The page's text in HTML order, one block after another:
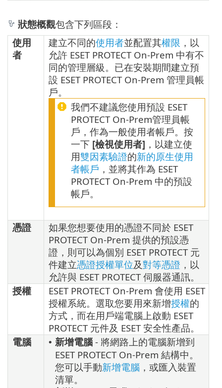
狀態概觀包含下列區段：
使用
者
建立不同的使用者並配置其權限 ，以
允許 ESET PROTECT On-Prem 中有不
同的管理層級。已在安裝期間建立預
設 ESET PROTECT On-Prem 管理員帳
戶。
我們不建議您使用預設 ESET
PROTECT On-Prem管理員帳
戶，作為一般使用者帳戶。按
一下 [檢視使用者] ，以建立使
用雙因素驗證的新的原生使用
者帳戶 ，並將其作為 ESET
PROTECT On-Prem 中的預設
帳戶。
憑證
如果您想要使用的憑證不同於 ESET
PROTECT On-Prem 提供的預設憑
證，則可以為個別 ESET PROTECT 元
件建立憑證授權單位及對等憑證 ，以
允許與 ESET PROTECT 伺服器通訊。
授權
ESET PROTECT On-Prem 會使用 ESET
授權系統。選取您要用來新增授權的
方式，而在用戶端電腦上啟動 ESET
PROTECT 元件及 ESET 安全性產品。
電腦
• 新增電腦 - 將網路上的電腦新增到
ESET PROTECT On-Prem 結構中。
您可以手動新增電腦 ，或匯入裝置
清單。